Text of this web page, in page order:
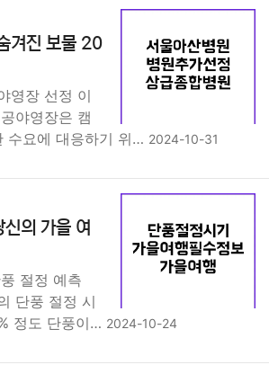
겨진 보물 20
영장 선정 이
야영장은 캠
수요에 대응하기 위… 2024-10-31
의 가을 여
절정 예측
단풍 절정 시
정도 단풍이… 2024-10-24